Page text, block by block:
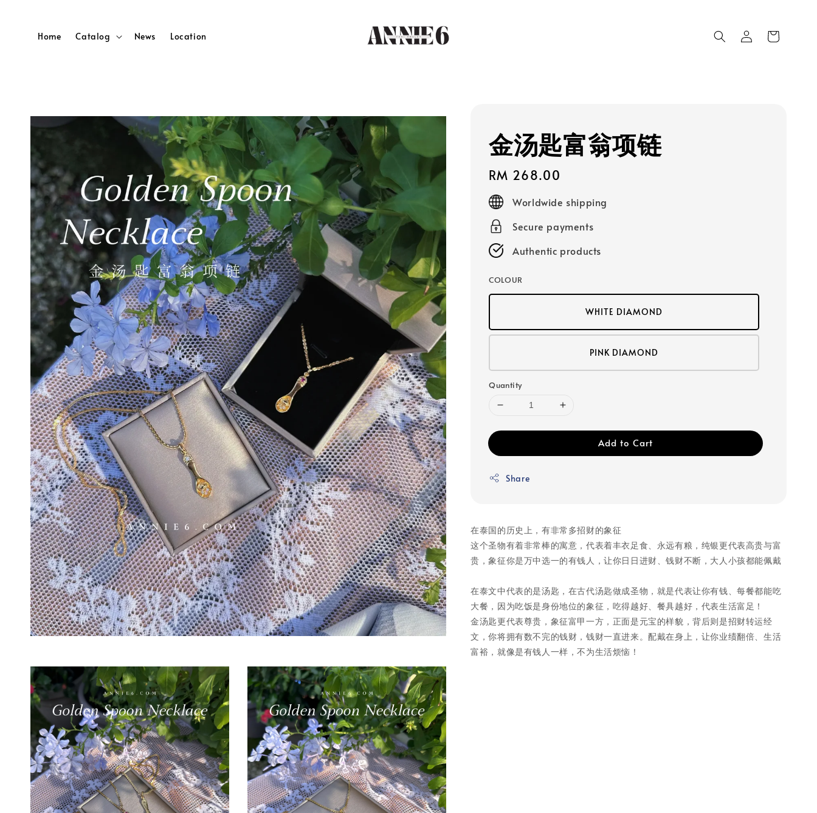
Home Catalog News Location
金汤匙富翁项链
Regular
price
RM 268.00
Worldwide shipping
Secure payments
Authentic products
COLOUR
WHITE DIAMOND
PINK DIAMOND
Quantity
Add to Cart
Share
在泰国的历史上，有非常多招财的象征
这个圣物有着非常棒的寓意，代表着丰衣足食、永远有粮，纯银更代表高贵与富
贵，象征你是万中选一的有钱人，让你日日进财、钱财不断，大人小孩都能佩戴
在泰文中代表的是汤匙，在古代汤匙做成圣物，就是代表让你有钱、每餐都能吃
大餐，因为吃饭是身份地位的象征，吃得越好、餐具越好，代表生活富足！
金汤匙更代表尊贵，象征富甲一方，正面是元宝的样貌，背后则是招财转运经
文，你将拥有数不完的钱财，钱财一直进来。配戴在身上，让你业绩翻倍、生活
富裕，就像是有钱人一样，不为生活烦恼！